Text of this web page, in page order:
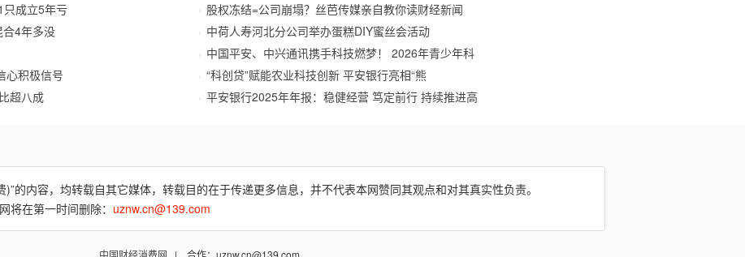
成立5年亏
4年多没
心积极信号
超八成
股权冻结=公司崩塌？丝芭传媒亲自教你读财经新闻
中荷人寿河北分公司举办蛋糕DIY蜜丝会活动
中国平安、中兴通讯携手科技燃梦！ 2026年青少年科
“科创贷”赋能农业科技创新 平安银行亮相“熊
平安银行2025年年报：稳健经营 笃定前行 持续推进高
的内容，均转载自其它媒体，转载目的在于传递更多信息，并不代表本网赞同其观点和对其真实性负责。
将在第一时间删除： uznw.cn@139.com
中国财经消费网 | 合作：uznw.cn@139.com